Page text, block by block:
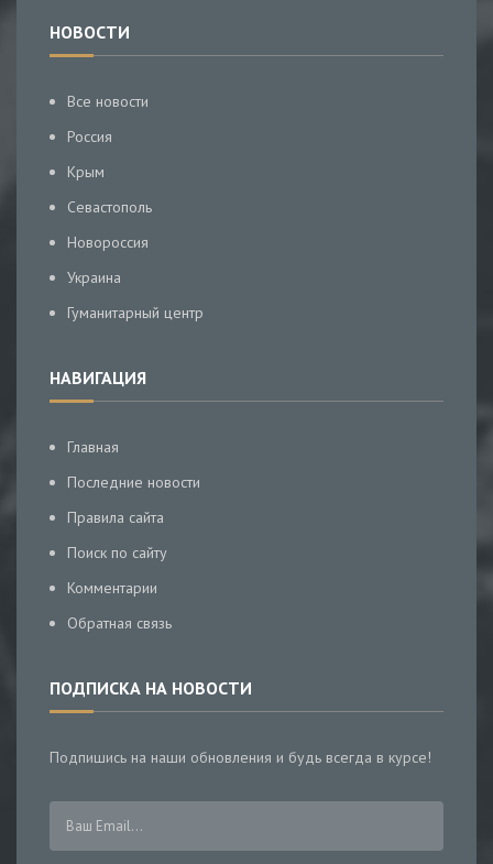
НОВОСТИ
Все новости
Россия
Крым
Севастополь
Новороссия
Украина
Гуманитарный центр
НАВИГАЦИЯ
Главная
Последние новости
Правила сайта
Поиск по сайту
Комментарии
Обратная связь
ПОДПИСКА НА НОВОСТИ
Подпишись на наши обновления и будь всегда в курсе!